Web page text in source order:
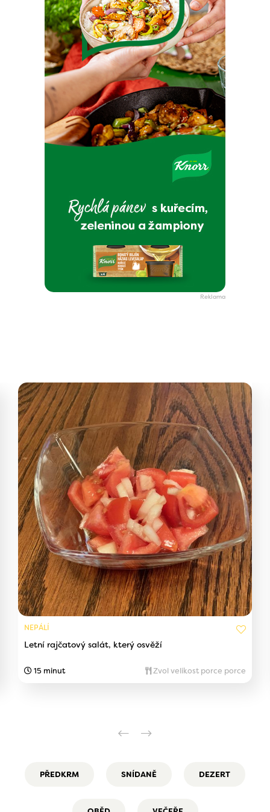
NEPÁLÍ
Letní rajčatový salát, který osvěží
15 minut Zvol velikost porce porce
PŘEDKRM SNÍDANĚ DEZERT